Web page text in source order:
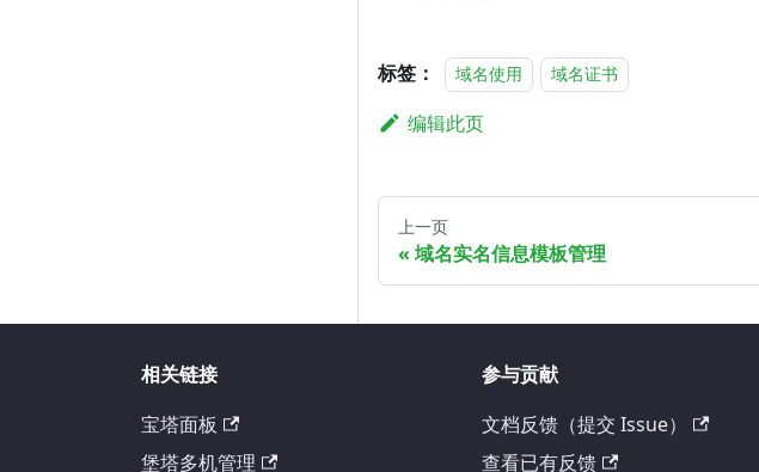
标签： 域名使用 域名证书
编辑此页
上一页
域名实名信息模板管理
相关链接
宝塔面板
堡塔多机管理
参与贡献
文档反馈（提交 Issue）
查看已有反馈